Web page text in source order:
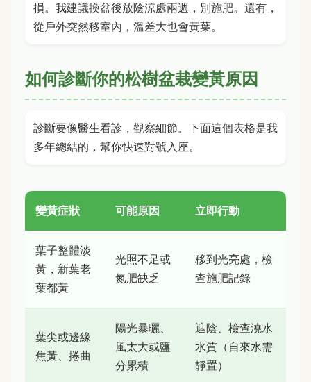
損。我建議換盆後放陰涼處兩週，別施肥。還有，
從戶外突然移室內，溫差大也會黃葉。
如何診斷你的松樹盆栽變黃原因
診斷要像醫生看診，觀察細節。下面這個表格是我
多年總結的，幫你快速對號入座。
變黃症狀 可能原因 立即行動
葉子整體淡
黃，新葉老
葉都黃
光照不足或
氮肥缺乏
移到光亮處，檢
查施肥記錄
葉尖或邊緣
焦黃、捲曲
陽光暴曬、
風太大或鹽
分累積
遮陰、檢查澆水
水質（自來水需
靜置）